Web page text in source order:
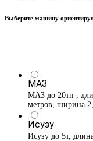
Выберите машину
МАЗ
МАЗ до 20тн ,
метров, ширина
Исузу
Исузу до 5т,